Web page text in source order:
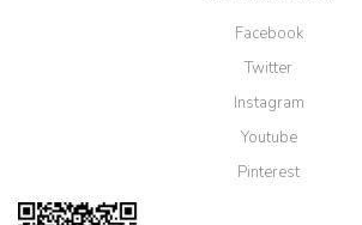
Facebook
Twitter
Instagram
Youtube
Pinterest